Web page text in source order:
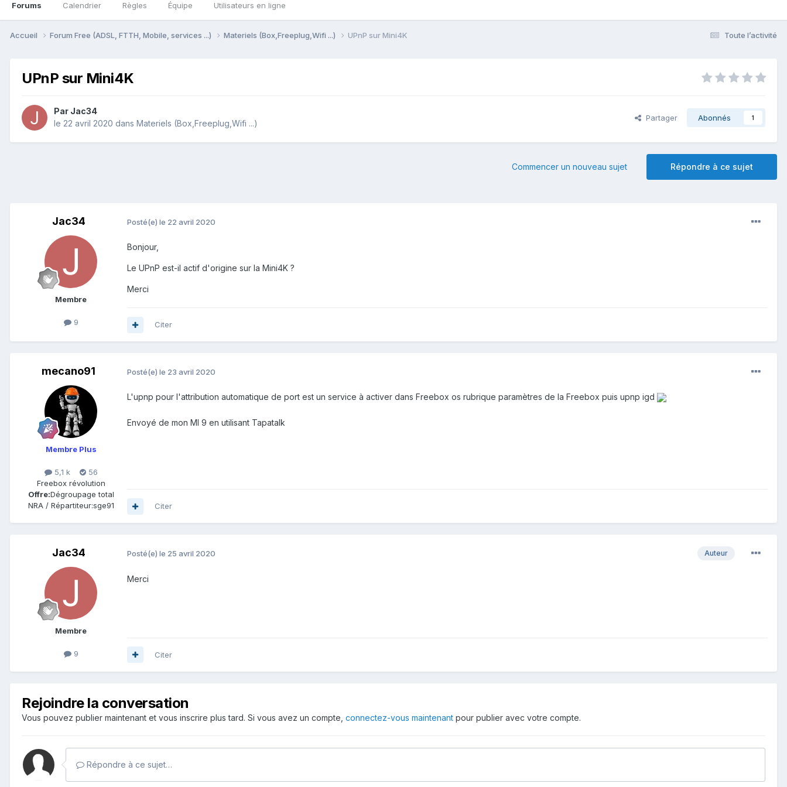
Forums Calendrier Règles Équipe Utilisateurs en ligne
Toute l’activité
Accueil Forum Free (ADSL, FTTH, Mobile, services ...) Materiels (Box,Freeplug,Wifi ...) UPnP sur Mini4K
UPnP sur Mini4K
Par Jac34
le 22 avril 2020 dans Materiels (Box,Freeplug,Wifi ...)
Partager Abonnés 1
Répondre à ce sujet
Commencer un nouveau sujet
Jac34
Membre
9
Posté(e) le 22 avril 2020
Bonjour,
Le UPnP est-il actif d'origine sur la Mini4K ?
Merci
Citer
mecano91
Membre Plus
5,1 k
56
Freebox révolution
Offre:Dégroupage total
NRA / Répartiteur:sge91
Posté(e) le 23 avril 2020
L'upnp pour l'attribution automatique de port est un service à activer dans Freebox os rubrique paramètres de la Freebox puis upnp igd
Envoyé de mon MI 9 en utilisant Tapatalk
Citer
Jac34
Membre
9
Auteur
Posté(e) le 25 avril 2020
Merci
Citer
Rejoindre la conversation
Vous pouvez publier maintenant et vous inscrire plus tard. Si vous avez un compte, connectez-vous maintenant pour publier avec votre compte.
Répondre à ce sujet…